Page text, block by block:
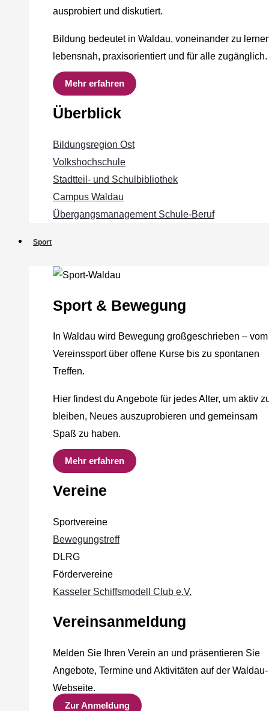
ausprobiert und diskutiert.
Bildung bedeutet in Waldau, voneinander zu
lebensnah, praxisorientiert und für alle zugänglich.
Mehr erfahren
Überblick
Bildungsregion Ost
Volkshochschule
Stadtteil- und Schulbibliothek
Campus Waldau
Übergangsmanagement Schule‐Beruf
Sport
Sport & Bewegung
In Waldau wird Bewegung großgeschrieben – vom
Vereinssport über offene Kurse bis zu spontanen
Treffen.
Hier findest du Angebote für jedes Alter, um aktiv
bleiben, Neues auszuprobieren und gemeinsam
Spaß zu haben.
Mehr erfahren
Vereine
Sportvereine
Bewegungstreff
DLRG
Fördervereine
Kasseler Schiffsmodell Club e.V.
Vereinsanmeldung
Melden Sie Ihren Verein an und präsentieren Sie
Angebote, Termine und Aktivitäten auf der Waldau-
Webseite.
Zur Anmeldung